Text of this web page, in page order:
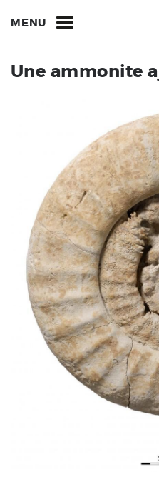
MENU
Une ammonite